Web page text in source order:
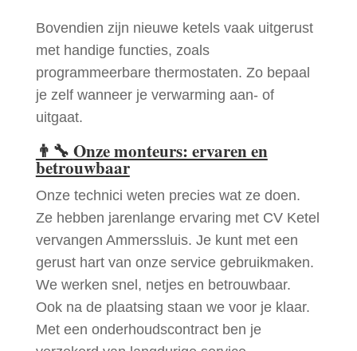
Bovendien zijn nieuwe ketels vaak uitgerust
met handige functies, zoals
programmeerbare thermostaten. Zo bepaal
je zelf wanneer je verwarming aan- of
uitgaat.
👨‍🔧 Onze monteurs: ervaren en
betrouwbaar
Onze technici weten precies wat ze doen.
Ze hebben jarenlange ervaring met CV Ketel
vervangen Ammerssluis. Je kunt met een
gerust hart van onze service gebruikmaken.
We werken snel, netjes en betrouwbaar.
Ook na de plaatsing staan we voor je klaar.
Met een onderhoudscontract ben je